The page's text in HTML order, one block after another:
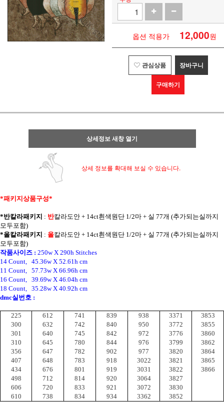
옵션 적용가 12,000원
관심상품 장바구니
구매하기
상세정보 새창 열기
상세 정보를 확대해 보실 수 있습니다.
*패키지상품구성*
*반칼라패키지 : 반칼라도안 + 14ct흰색원단 1/2마 + 실 77개 (추가되는실까지
모두포함)
*올칼라패키지 : 올칼라도안 + 14ct흰색원단 1/2마 + 실 77개 (추가되는실까지
모두포함)
작품사이즈 : 250w X 290h Stitches
14 Count, 45.36w X 52.61h cm
11 Count, 57.73w X 66.96h cm
16 Count, 39.69w X 46.04h cm
18 Count, 35.28w X 40.92h cm
dmc실번호 :
225 612 741 839 938 3371
3853
300
632 742 840 950 3772
3855
301
640 745 842 972 3776
3860
310
645 780 844 976 3799
3862
356
647 782 902 977 3820
3864
407
648 783 918 3022 3821
3865
434
676 801 919 3031 3822
3866
498
712 814 920 3064
3827
606
720 833 921 3072
3830
610
738 834 934 3362 3852